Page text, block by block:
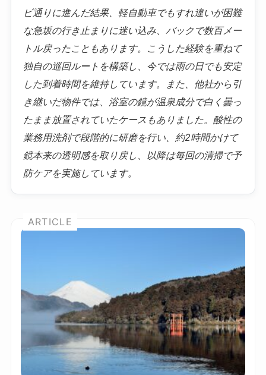
ビ通りに進んだ結果、軽自動車でもすれ違いが困難
な急坂の行き止まりに迷い込み、バックで数百メー
トル戻ったこともあります。こうした経験を重ねて
独自の巡回ルートを構築し、今では雨の日でも安定
した到着時間を維持しています。また、他社から引
き継いだ物件では、浴室の鏡が温泉成分で白く曇っ
たまま放置されていたケースもありました。酸性の
業務用洗剤で段階的に研磨を行い、約2時間かけて
鏡本来の透明感を取り戻し、以降は毎回の清掃で予
防ケアを実施しています。